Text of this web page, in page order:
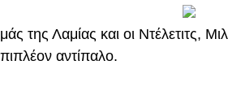
της Λαμίας και οι Ντέλετιτς,
αντίπαλο.